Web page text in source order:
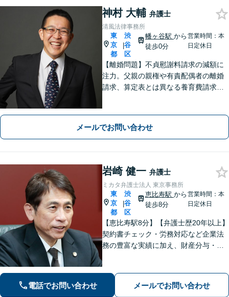
神村 大輔 弁護士
清風法律事務所
東
京
都
|
渋
谷
区
幡ヶ谷駅 から
徒歩0分
営業時間：本
日定休日
【離婚問題】不貞慰謝料請求の減額に
注力。父親の親権や有責配偶者の離婚
請求、算定表とは異なる養育費請求な
方にも対応。最後まで粘り強くサポー
メールでお問い合わせ
岩崎 健一 弁護士
ミカタ弁護士法人 東京事務所
東
京
都
|
渋
谷
区
恵比寿駅 から
徒歩8分
営業時間：本
日定休日
【恵比寿駅8分】【弁護士歴20年以上】
契約書チェック・労務対応など企業法
務の豊富な実績に加え、財産分与・親
寄り添い最適な解決を目指します。
【初回相談可能】【WEB面談可能】
電話でお問い合わせ メールでお問い合わせ